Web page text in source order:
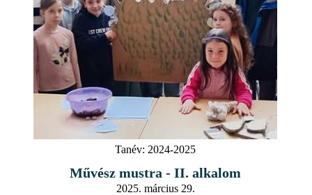
Tanév: 2024-2025
Művész mustra - II. alkalom
2025. március 29.